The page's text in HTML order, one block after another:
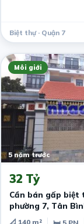
Biệt thự · Quận 7
Môi giới
5 năm trước
32 Tỷ
Cần bán gấp biệt
phường 7, Tân
📐 140 m²